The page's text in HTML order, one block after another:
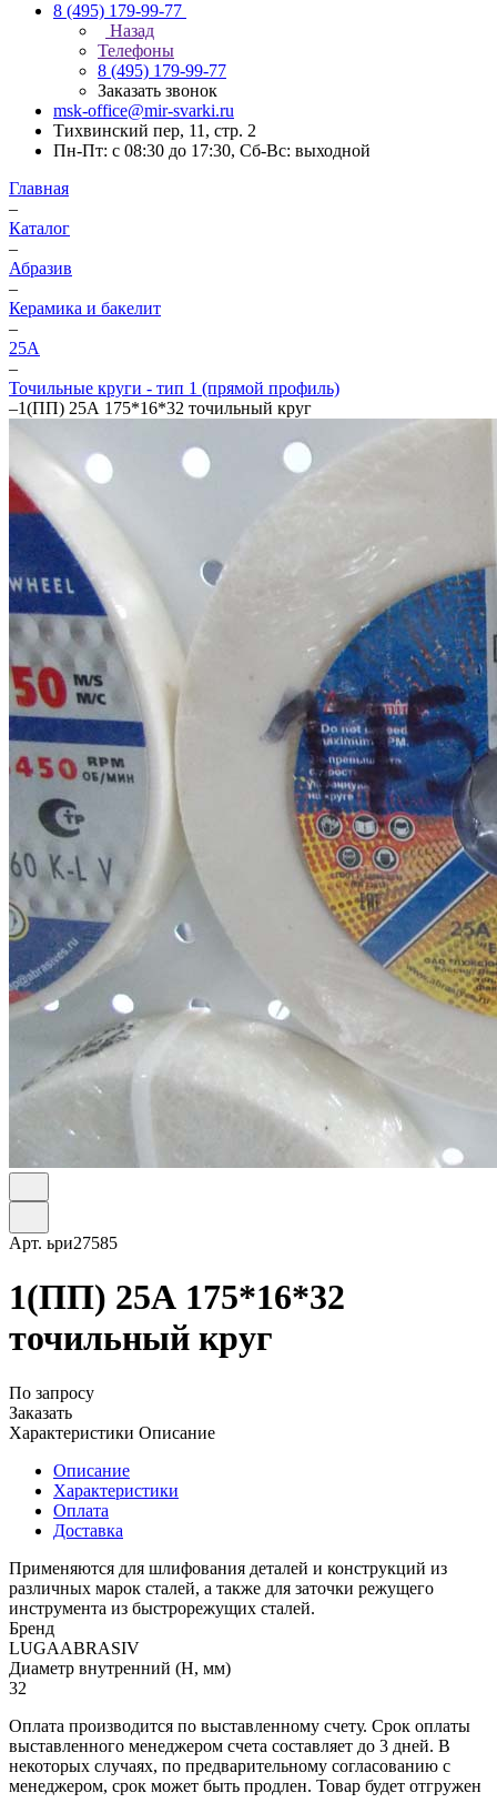
8 (495) 179-99-77
Назад
Телефоны
8 (495) 179-99-77
Заказать звонок
msk-office@mir-svarki.ru
Тихвинский пер, 11, стр. 2
Пн-Пт: с 08:30 до 17:30, Сб-Вс: выходной
Главная
–
Каталог
–
Абразив
–
Керамика и бакелит
–
25А
–
Точильные круги - тип 1 (прямой профиль)
–1(ПП) 25А 175*16*32 точильный круг
Арт. ьри27585
1(ПП) 25А 175*16*32
точильный круг
По запросу
Заказать
Характеристики Описание
Описание
Характеристики
Оплата
Доставка
Применяются для шлифования деталей и конструкций из
различных марок сталей, а также для заточки режущего
инструмента из быстрорежущих сталей.
Бренд
LUGAABRASIV
Диаметр внутренний (H, мм)
32
Оплата производится по выставленному счету. Срок оплаты
выставленного менеджером счета составляет до 3 дней. В
некоторых случаях, по предварительному согласованию с
менеджером, срок может быть продлен. Товар будет отгружен